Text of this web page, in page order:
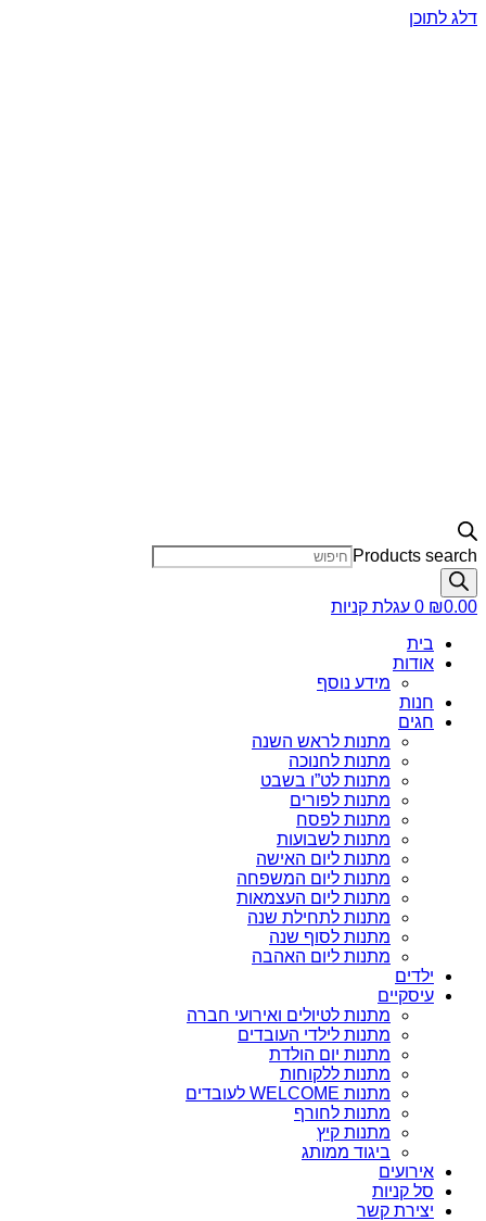
דלג לתוכן
Products search
₪0.00
0 עגלת קניות
בית
אודות
מידע נוסף
חנות
חגים
מתנות לראש השנה
מתנות לחנוכה
מתנות לט”ו בשבט
מתנות לפורים
מתנות לפסח
מתנות לשבועות
מתנות ליום האישה
מתנות ליום המשפחה
מתנות ליום העצמאות
מתנות לתחילת שנה
מתנות לסוף שנה
מתנות ליום האהבה
ילדים
עיסקיים
מתנות לטיולים ואירועי חברה
מתנות לילדי העובדים
מתנות יום הולדת
מתנות ללקוחות
מתנות WELCOME לעובדים
מתנות לחורף
מתנות קיץ
ביגוד ממותג
אירועים
סל קניות
יצירת קשר